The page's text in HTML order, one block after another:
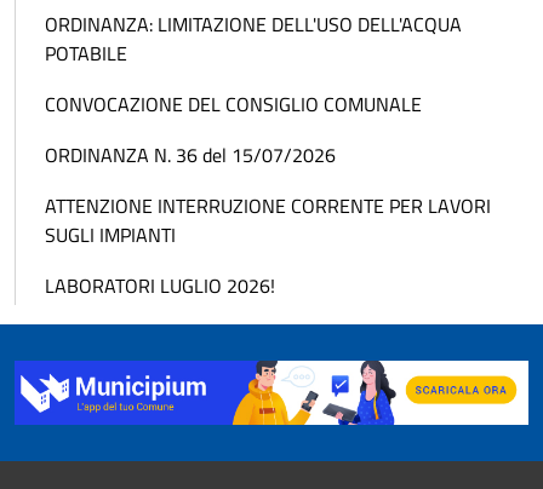
ORDINANZA: LIMITAZIONE DELL'USO DELL'ACQUA
POTABILE
CONVOCAZIONE DEL CONSIGLIO COMUNALE
ORDINANZA N. 36 del 15/07/2026
ATTENZIONE INTERRUZIONE CORRENTE PER LAVORI
SUGLI IMPIANTI
LABORATORI LUGLIO 2026!